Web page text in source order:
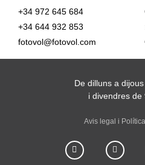
+34 972 645 684
+34 644 932 853
fotovol@fotovol.com
De dilluns a
i divendres de
Avis legal i